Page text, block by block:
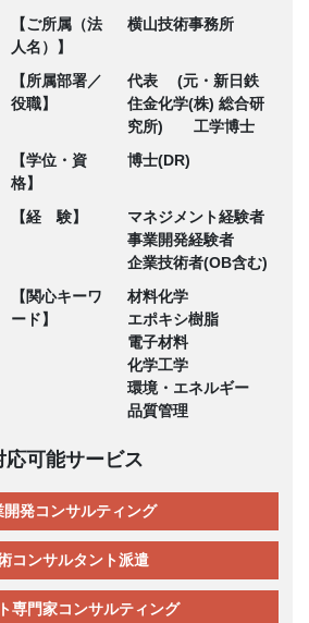
【ご所属（法
人名）】
横山技術事務所
【所属部署／
役職】
代表 (元・新日鉄
住金化学(株) 総合研
究所) 工学博士
【学位・資
格】
博士(DR)
【経 験】
マネジメント経験者
事業開発経験者
企業技術者(OB含む)
【関心キーワ
ード】
材料化学
エポキシ樹脂
電子材料
化学工学
環境・エネルギー
品質管理
応可能サービス
開発コンサルティング
コンサルタント派遣
専門家コンサルティング